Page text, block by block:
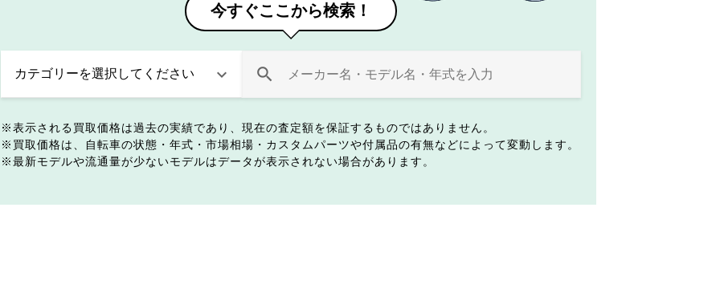
今すぐここから検索！
表示される買取価格は過去の実績であり、現在の査定額を保証するものではありません。
買取価格は、自転車の状態・年式・市場相場・カスタムパーツや付属品の有無などによって変動します。
最新モデルや流通量が少ないモデルはデータが表示されない場合があります。